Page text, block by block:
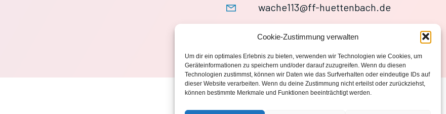
Cookie-Zustimmung verwalten
Um dir ein optimales Erlebnis zu bieten, verwenden wir Technologien wie Cookies, um
Geräteinformationen zu speichern und/oder darauf zuzugreifen. Wenn du diesen
Technologien zustimmst, können wir Daten wie das Surfverhalten oder eindeutige IDs auf
dieser Website verarbeiten. Wenn du deine Zustimmung nicht erteilst oder zurückziehst,
können bestimmte Merkmale und Funktionen beeinträchtigt werden.
wache113@ff-huettenbach.de